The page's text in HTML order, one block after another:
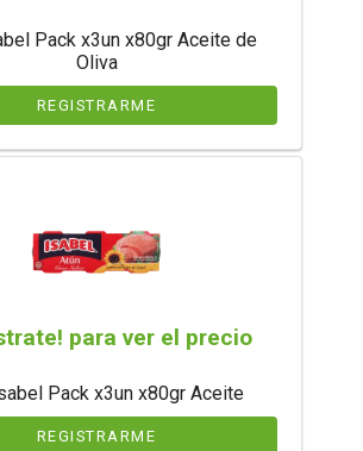
Pack x3un x80gr Aceite de
Oliva
REGISTRARME
para ver el precio
Pack x3un x80gr Aceite
REGISTRARME